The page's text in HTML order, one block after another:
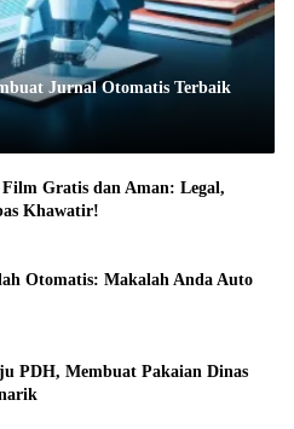
Jurnal Otomatis Terbaik
Film Gratis dan Aman: Legal,
Khawatir!
Otomatis: Makalah Anda Auto
PDH, Membuat Pakaian Dinas